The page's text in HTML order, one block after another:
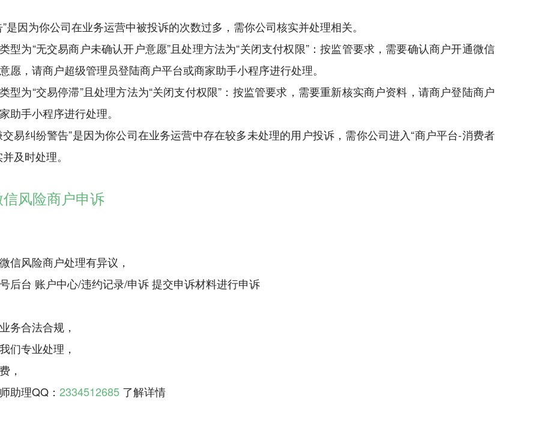
是因为你公司在业务运营中被投诉的次数过多，需你公司核实并处理相关。
型为“无交易商户未确认开户意愿”且处理方法为“关闭支付权限”：按监管要求，需要确认商户开通微信
愿，请商户超级管理员登陆商户平台或商家助手小程序进行处理。
型为“交易停滞”且处理方法为“关闭支付权限”：按监管要求，需要重新核实商户资料，请商户登陆商户
助手小程序进行处理。
交易纠纷警告”是因为你公司在业务运营中存在较多未处理的用户投诉，需你公司进入“商户平台-消费者
及时处理。
风险商户申诉
信风险商户处理有异议，
后台 账户中心/违约记录/申诉 提交申诉材料进行申诉
务合法合规，
们专业处理，
，
助理QQ： 2334512685了解详情